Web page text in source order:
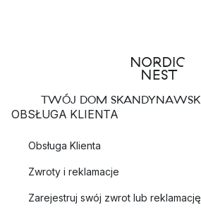
TWÓJ DOM
OBSŁUGA KLIENTA
Obsługa Klienta
Zwroty i reklamacje
Zarejestruj swój zwrot lub reklamację